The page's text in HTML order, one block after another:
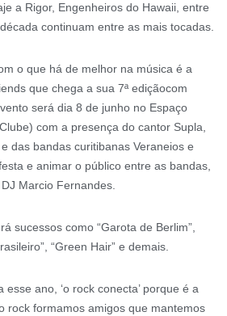
a Rigor, Engenheiros do Hawaii, entre
continuam entre as mais tocadas.
o que há de melhor na música é a
que chega a sua 7ª ediçãocom
será dia 8 de junho no Espaço
com a presença do cantor Supla,
das bandas curitibanas Veraneios e
e animar o público entre as bandas,
Marcio Fernandes.
sucessos como “Garota de Berlim”,
“Green Hair” e demais.
esse ano, ‘o rock conecta’ porque é a
rock formamos amigos que mantemos